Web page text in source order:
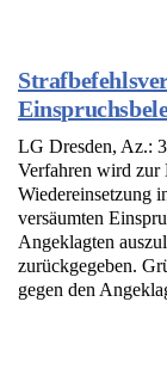
LG Dresden, Az.:
Verfahren wird zur
Wiedereinsetzung
versäumten
Angeklagten
zurückgegeben.
gegen den